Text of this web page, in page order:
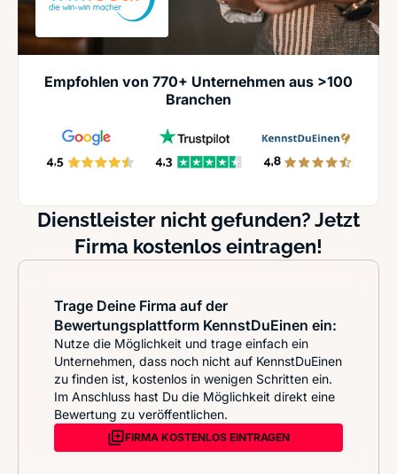
Empfohlen von 770+ Unternehmen aus >100
Branchen
Dienstleister nicht gefunden? Jetzt
Firma kostenlos eintragen!
Trage Deine Firma auf der
Bewertungsplattform KennstDuEinen ein:
Nutze die Möglichkeit und trage einfach ein
Unternehmen, dass noch nicht auf KennstDuEinen
zu finden ist, kostenlos in wenigen Schritten ein.
Im Anschluss hast Du die Möglichkeit direkt eine
Bewertung zu veröffentlichen.
FIRMA KOSTENLOS EINTRAGEN